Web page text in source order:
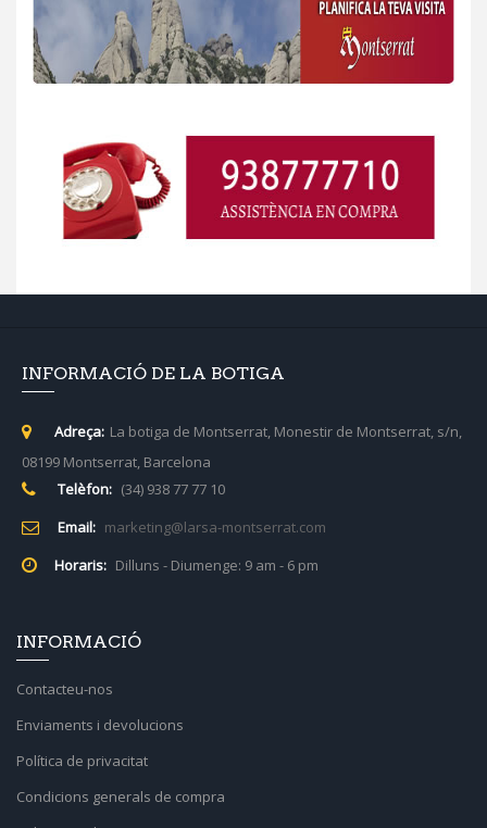
INFORMACIÓ DE LA BOTIGA
Adreça: La botiga de Montserrat, Monestir de Montserrat, s/n,
08199 Montserrat, Barcelona
Telèfon: (34) 938 77 77 10
Email: marketing@larsa-montserrat.com
Horaris: Dilluns - Diumenge: 9 am - 6 pm
INFORMACIÓ
Contacteu-nos
Enviaments i devolucions
Política de privacitat
Condicions generals de compra